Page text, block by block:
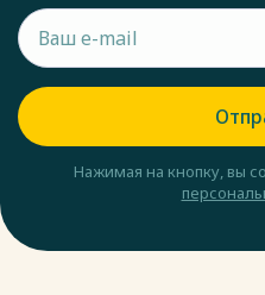
Нажимая на кнопку, вы